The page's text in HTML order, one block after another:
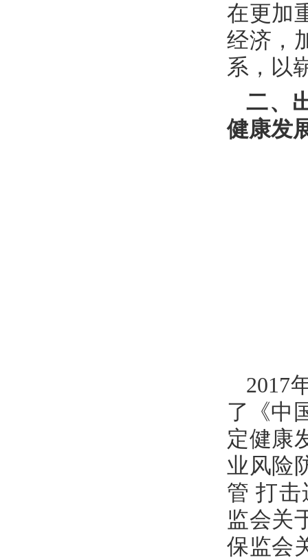
在更加
经济，
系，以
二、
健康发
2017
了《中
定健康
业风险
管 打
监会关
保监会